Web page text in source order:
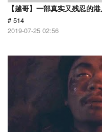
【越哥】一部真实又残忍的
# 514
2019-07-25 02:56